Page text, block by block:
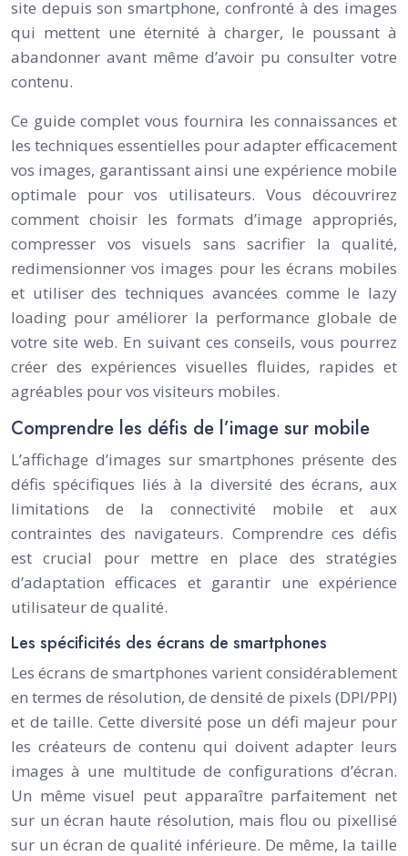
site depuis son smartphone, confronté à des images
qui mettent une éternité à charger, le poussant à
abandonner avant même d’avoir pu consulter votre
contenu.
Ce guide complet vous fournira les connaissances et
les techniques essentielles pour adapter efficacement
vos images, garantissant ainsi une expérience mobile
optimale pour vos utilisateurs. Vous découvrirez
comment choisir les formats d’image appropriés,
compresser vos visuels sans sacrifier la qualité,
redimensionner vos images pour les écrans mobiles
et utiliser des techniques avancées comme le lazy
loading pour améliorer la performance globale de
votre site web. En suivant ces conseils, vous pourrez
créer des expériences visuelles fluides, rapides et
agréables pour vos visiteurs mobiles.
Comprendre les défis de l’image sur mobile
L’affichage d’images sur smartphones présente des
défis spécifiques liés à la diversité des écrans, aux
limitations de la connectivité mobile et aux
contraintes des navigateurs. Comprendre ces défis
est crucial pour mettre en place des stratégies
d’adaptation efficaces et garantir une expérience
utilisateur de qualité.
Les spécificités des écrans de smartphones
Les écrans de smartphones varient considérablement
en termes de résolution, de densité de pixels (DPI/PPI)
et de taille. Cette diversité pose un défi majeur pour
les créateurs de contenu qui doivent adapter leurs
images à une multitude de configurations d’écran.
Un même visuel peut apparaître parfaitement net
sur un écran haute résolution, mais flou ou pixellisé
sur un écran de qualité inférieure. De même, la taille